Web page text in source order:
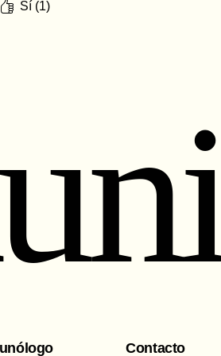
Sí (1)
Contacto